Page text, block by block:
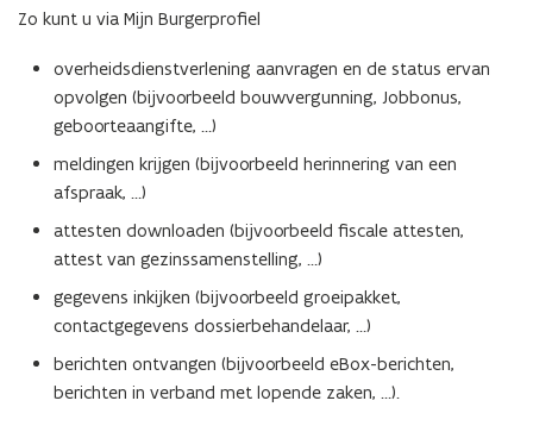
Zo kunt u via Mijn Burgerprofiel
overheidsdienstverlening aanvragen en de status ervan
opvolgen (bijvoorbeeld bouwvergunning, Jobbonus,
geboorteaangifte, …)
meldingen krijgen (bijvoorbeeld herinnering van een
afspraak, …)
attesten downloaden (bijvoorbeeld fiscale attesten,
attest van gezinssamenstelling, …)
gegevens inkijken (bijvoorbeeld groeipakket,
contactgegevens dossierbehandelaar, …)
berichten ontvangen (bijvoorbeeld eBox-berichten,
berichten in verband met lopende zaken, …).